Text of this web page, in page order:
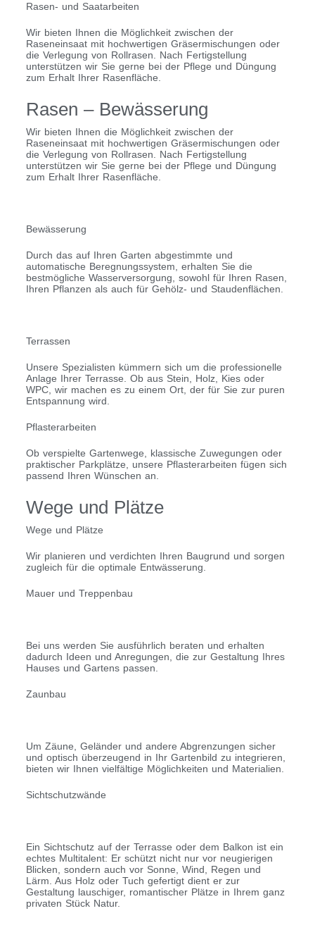
Rasen- und Saatarbeiten
Wir bieten Ihnen die Möglichkeit zwischen der
Raseneinsaat mit hochwertigen Gräsermischungen oder
die Verlegung von Rollrasen. Nach Fertigstellung
unterstützen wir Sie gerne bei der Pflege und Düngung
zum Erhalt Ihrer Rasenfläche.
Rasen – Bewässerung
Wir bieten Ihnen die Möglichkeit zwischen der
Raseneinsaat mit hochwertigen Gräsermischungen oder
die Verlegung von Rollrasen. Nach Fertigstellung
unterstützen wir Sie gerne bei der Pflege und Düngung
zum Erhalt Ihrer Rasenfläche.
Bewässerung
Durch das auf Ihren Garten abgestimmte und
automatische Beregnungssystem, erhalten Sie die
bestmögliche Wasserversorgung, sowohl für Ihren Rasen,
Ihren Pflanzen als auch für Gehölz- und Staudenflächen.
Terrassen
Unsere Spezialisten kümmern sich um die professionelle
Anlage Ihrer Terrasse. Ob aus Stein, Holz, Kies oder
WPC, wir machen es zu einem Ort, der für Sie zur puren
Entspannung wird.
Pflasterarbeiten
Ob verspielte Gartenwege, klassische Zuwegungen oder
praktischer Parkplätze, unsere Pflasterarbeiten fügen sich
passend Ihren Wünschen an.
Wege und Plätze
Wege und Plätze
Wir planieren und verdichten Ihren Baugrund und sorgen
zugleich für die optimale Entwässerung.
Mauer und Treppenbau
Bei uns werden Sie ausführlich beraten und erhalten
dadurch Ideen und Anregungen, die zur Gestaltung Ihres
Hauses und Gartens passen.
Zaunbau
Um Zäune, Geländer und andere Abgrenzungen sicher
und optisch überzeugend in Ihr Gartenbild zu integrieren,
bieten wir Ihnen vielfältige Möglichkeiten und Materialien.
Sichtschutzwände
Ein Sichtschutz auf der Terrasse oder dem Balkon ist ein
echtes Multitalent: Er schützt nicht nur vor neugierigen
Blicken, sondern auch vor Sonne, Wind, Regen und
Lärm. Aus Holz oder Tuch gefertigt dient er zur
Gestaltung lauschiger, romantischer Plätze in Ihrem ganz
privaten Stück Natur.